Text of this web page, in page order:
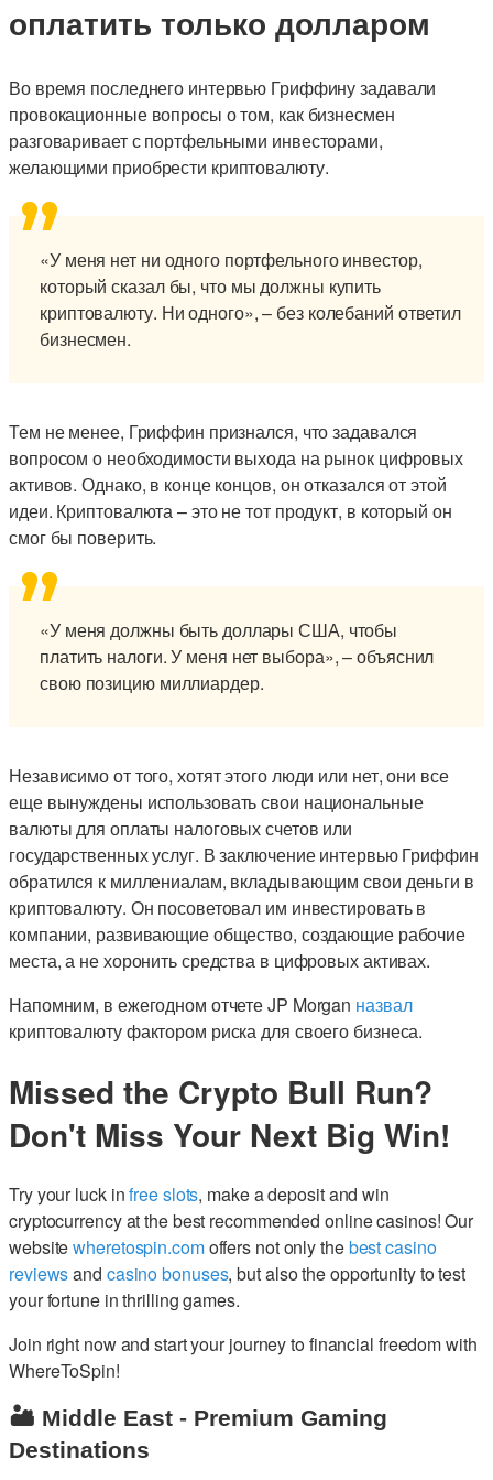
оплатить только долларом
Во время последнего интервью Гриффину задавали
провокационные вопросы о том, как бизнесмен
разговаривает с портфельными инвесторами,
желающими приобрести криптовалюту.
«У меня нет ни одного портфельного инвестор,
который сказал бы, что мы должны купить
криптовалюту. Ни одного», – без колебаний ответил
бизнесмен.
Тем не менее, Гриффин признался, что задавался
вопросом о необходимости выхода на рынок цифровых
активов. Однако, в конце концов, он отказался от этой
идеи. Криптовалюта – это не тот продукт, в который он
смог бы поверить.
«У меня должны быть доллары США, чтобы
платить налоги. У меня нет выбора», – объяснил
свою позицию миллиардер.
Независимо от того, хотят этого люди или нет, они все
еще вынуждены использовать свои национальные
валюты для оплаты налоговых счетов или
государственных услуг. В заключение интервью Гриффин
обратился к миллениалам, вкладывающим свои деньги в
криптовалюту. Он посоветовал им инвестировать в
компании, развивающие общество, создающие рабочие
места, а не хоронить средства в цифровых активах.
Напомним, в ежегодном отчете JP Morgan назвал
криптовалюту фактором риска для своего бизнеса.
Missed the Crypto Bull Run?
Don't Miss Your Next Big Win!
Try your luck infree slots, make a deposit and win
cryptocurrency at the best recommended online casinos! Our
websitewheretospin.comoffers not only thebest casino
reviewsand casino bonuses, but also the opportunity to test
your fortune in thrilling games.
Join right now and start your journey to financial freedom with
WhereToSpin!
🏜️ Middle East - Premium Gaming
Destinations